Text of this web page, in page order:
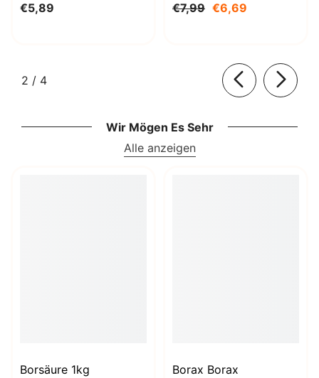
STANLAB
€5,89
€7,99 €6,69
2 / von
4
Wir Mögen Es Sehr
Alle anzeigen
Borsäure 1kg
Borax Borax